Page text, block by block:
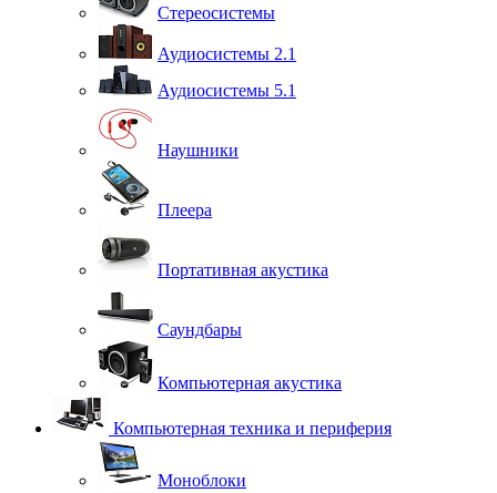
Стереосистемы
Аудиосистемы 2.1
Аудиосистемы 5.1
Наушники
Плеера
Портативная акустика
Саундбары
Компьютерная акустика
Компьютерная техника и периферия
Моноблоки